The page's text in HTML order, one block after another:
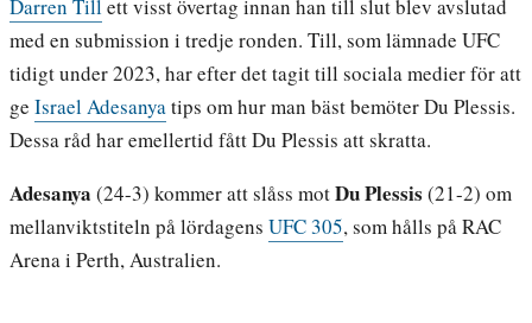
Darren Tillett visst övertag innan han till slut blev avslutad
med en submission i tredje ronden. Till, som lämnade UFC
tidigt under 2023, har efter det tagit till sociala medier för att
ge Israel Adesanyatips om hur man bäst bemöter Du Plessis.
Dessa råd har emellertid fått Du Plessis att skratta.
Adesanya (24-3) kommer att slåss motDu Plessis (21-2) om
mellanviktstiteln på lördagens UFC 305, som hålls på RAC
Arena i Perth, Australien.